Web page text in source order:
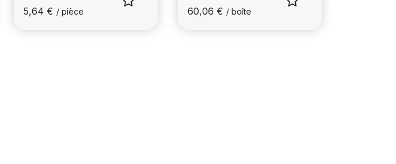
5,64 € / pièce
60,06 € / boîte